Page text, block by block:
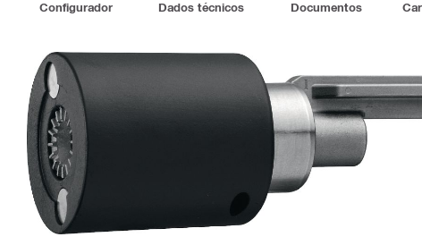
Configurador Dados técnicos Documentos